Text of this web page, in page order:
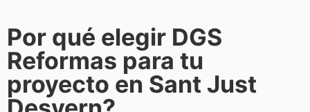
Por qué elegir DGS
Reformas para tu
proyecto en Sant Just